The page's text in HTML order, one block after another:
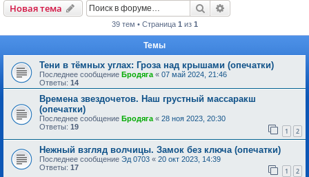
Новая тема Поиск
39 тем • Страница 1 из 1
Темы
Тени в тёмных углах: Гроза над крышами (опечатки)
Последнее сообщение Бродяга « 07 май 2024, 21:46
Ответы: 14
Времена звездочетов. Наш грустный массаракш
(опечатки)
Последнее сообщение Бродяга « 28 ноя 2023, 20:30
Ответы: 19 1 2
Нежный взгляд волчицы. Замок без ключа (опечатки)
Последнее сообщение Эд 0703 « 20 окт 2023, 14:39
Ответы: 17 1 2